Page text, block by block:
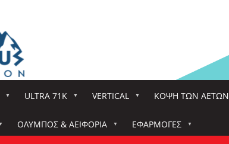
ULTRA 71K VERTICAL ΚΌΨΗ ΤΩΝ ΑΕΤΏΝ
ΌΛΥΜΠΟΣ & ΑΕΙΦΟΡΊΑ
ΕΦΑΡΜΟΓΈΣ